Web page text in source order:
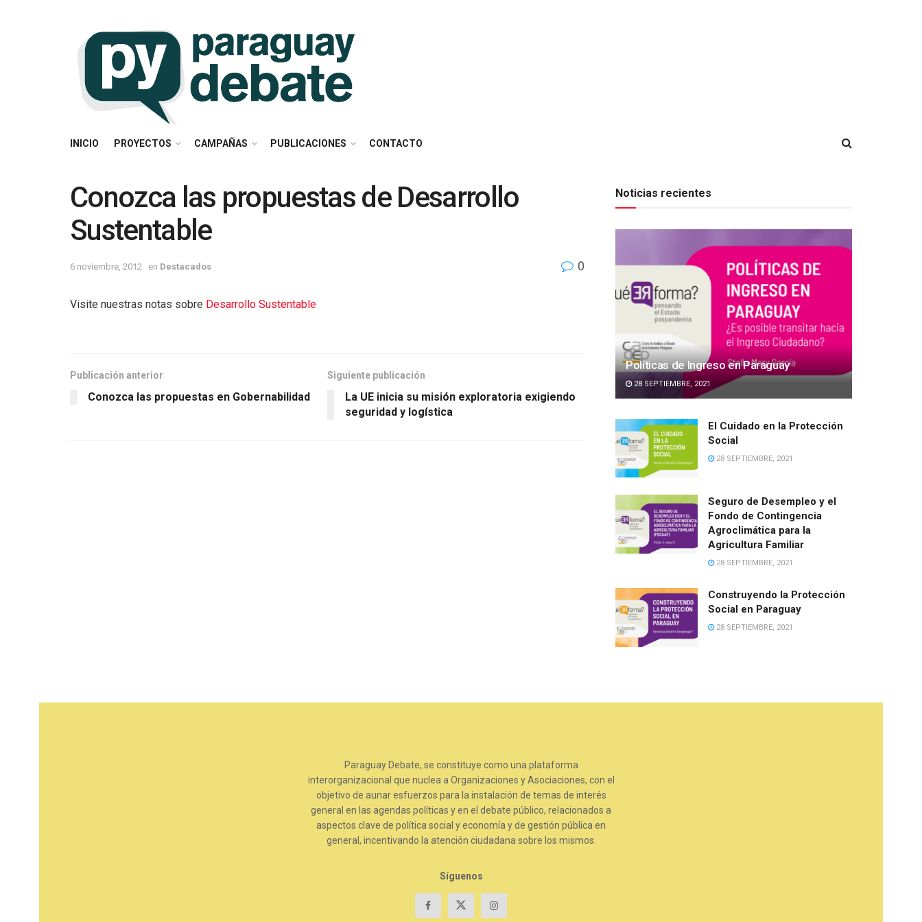
INICIO PROYECTOS CAMPAÑAS PUBLICACIONES CONTACTO
Conozca las propuestas de Desarrollo
Sustentable
6 noviembre, 2012 en Destacados 0
Visite nuestras notas sobre Desarrollo Sustentable
Publicación anterior
Conozca las propuestas en Gobernabilidad
Siguiente publicación
La UE inicia su misión exploratoria exigiendo
seguridad y logística
Noticias recientes
Políticas de Ingreso en Paraguay
28 SEPTIEMBRE, 2021
El Cuidado en la Protección
Social
28 SEPTIEMBRE, 2021
Seguro de Desempleo y el
Fondo de Contingencia
Agroclimática para la
Agricultura Familiar
28 SEPTIEMBRE, 2021
Construyendo la Protección
Social en Paraguay
28 SEPTIEMBRE, 2021
Paraguay Debate, se constituye como una plataforma
interorganizacional que nuclea a Organizaciones y Asociaciones, con el
objetivo de aunar esfuerzos para la instalación de temas de interés
general en las agendas políticas y en el debate público, relacionados a
aspectos clave de política social y economía y de gestión pública en
general, incentivando la atención ciudadana sobre los mismos.
Síguenos